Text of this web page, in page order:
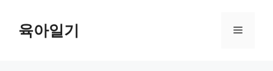
육아일기 메